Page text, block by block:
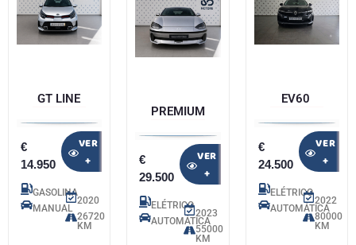
GT LINE
€
14.950
VER
+
GASOLINA
MANUAL
2020
26720
KM
PREMIUM
€
29.500
VER
+
ELÉTRICO
AUTOMÁTICA
2023
55000
KM
EV60
€
24.500
VER
+
ELÉTRICO
AUTOMÁTICA
2022
80000
KM